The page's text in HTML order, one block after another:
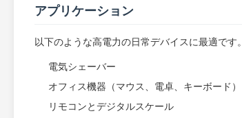
アプリケーション
以下のような高電力の日常デバイスに最適です。
電気シェーバー
オフィス機器（マウス、電卓、キーボード）
リモコンとデジタルスケール